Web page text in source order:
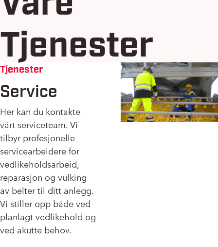
Tjenester
Tjenester
Service
Her kan du kontakte
vårt serviceteam. Vi
tilbyr profesjonelle
servicearbeidere for
vedlikeholdsarbeid,
reparasjon og vulking
av belter til ditt anlegg.
Vi stiller opp både ved
planlagt vedlikehold og
ved akutte behov.